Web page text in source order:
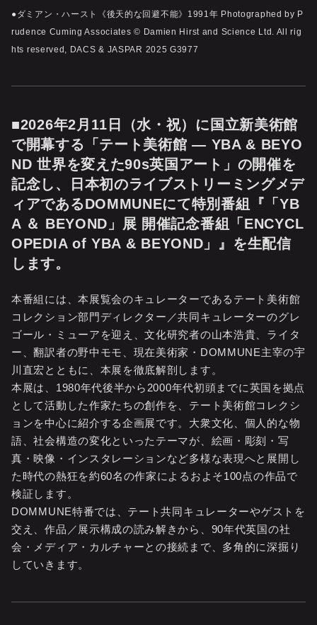
●ダミアン・ハースト《後天的な回避不能》1991年 Photographed by P
rudence Cuming Associates © Damien Hirst and Science Ltd. All rig
hts reserved, DACS & JASPAR 2025 G3977
■2026年2月11日（水・祝）に国立新美術館
で開幕する「テート美術館 ― YBA & BEYO
ND 世界を変えた90s英国アート」の開催を
記念し、日本初のライブストリーミングメデ
ィアであるDOMMUNEにて特別番組『「YB
A ＆ BEYOND」展 開催記念番組「ENCYCL
OPEDIA of YBA & BEYOND」』を生配信
します。
本番組には、本展覧会のキュレーターであるテート美術館
コレクション部門ディレクター／共同キュレーターのグレ
ゴール・ミューアを迎え、文化研究者の山本浩貴、ライタ
ー、翻訳者の野中モモ、現在美術家・DOMMUNE主宰の宇
川直宏とともに、本展を徹底解剖します。
本展は、1980年代後半から2000年代初頭までに英国を拠点
として活動した作家たちの創作を、テート美術館コレクシ
ョンを中心に紹介する企画展です。大衆文化、個人的な物
語、社会構造の変化といったテーマが、絵画・彫刻・写
真・映像・インスタレーションなど多様な表現へと展開し
た時代の熱狂を約60名の作家によるおよそ100点の作品で
検証します。
DOMMUNE特番では、テート共同キュレーターやゲストを
交え、作品／展示構成の読み解きから、90年代英国の社
会・メディア・カルチャーとの接続まで、多角的に深掘り
していきます。